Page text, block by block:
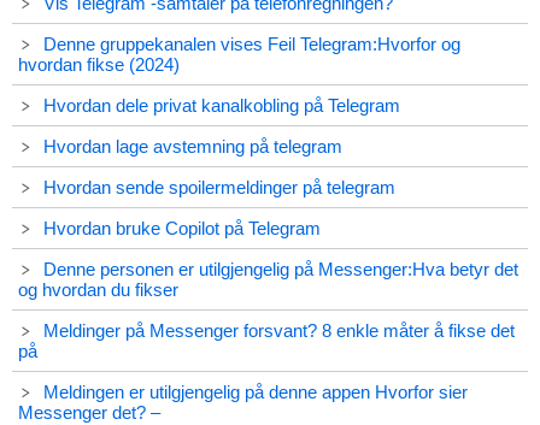
Denne gruppekanalen vises Feil Telegram:Hvorfor og
hvordan fikse (2024)
Hvordan dele privat kanalkobling på Telegram
Hvordan lage avstemning på telegram
Hvordan sende spoilermeldinger på telegram
Hvordan bruke Copilot på Telegram
Denne personen er utilgjengelig på Messenger:Hva betyr det
og hvordan du fikser
Meldinger på Messenger forsvant? 8 enkle måter å fikse det
på
Meldingen er utilgjengelig på denne appen Hvorfor sier
Messenger det? –